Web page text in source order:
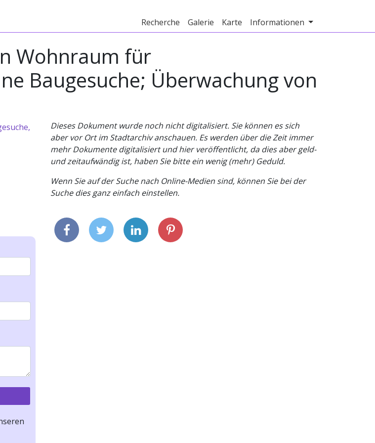
Recherche Galerie Karte Informationen
Wohnraum für
Baugesuche; Überwachung von
Dieses Dokument wurde noch nicht digitalisiert. Sie können es sich
aber vor Ort im Stadtarchiv anschauen. Es werden über die Zeit immer
mehr Dokumente digitalisiert und hier veröffentlicht, da dies aber geld-
und zeitaufwändig ist, haben Sie bitte ein wenig (mehr) Geduld.
Wenn Sie auf der Suche nach Online-Medien sind, können Sie bei der
Suche dies ganz einfach einstellen.